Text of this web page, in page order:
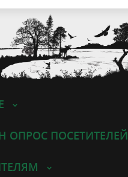
ОПРОС ПОСЕТИТЕЛЕЙ